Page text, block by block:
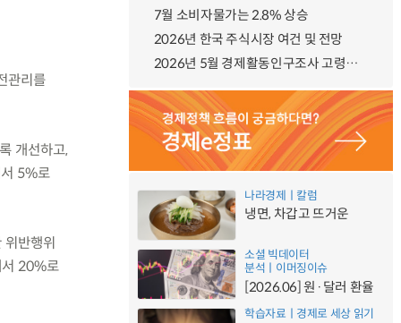
관리를
개선하고,
5%로
반행위
서 20%로
7월 소비자물가는 2.8% 상승
2026년 한국 주식시장 여건 및 전망
2026년 5월 경제활동인구조사 고령층 부가조사 결과
나라경제ㅣ칼럼
냉면, 차갑고 뜨거운
소셜 빅데이터
분석ㅣ이머징이슈
[2026.06] 원·달러 환율
학습자료ㅣ경제로 세상 읽기